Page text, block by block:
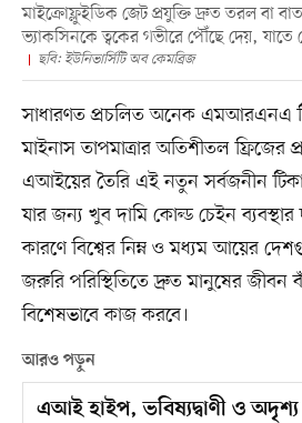
মাইক্রোফ্লুইডিক জেট প্রযুক্তি দ্রুত তরল বা
ভ্যাকসিনকে ত্বকের গভীরে পৌঁছে দেয়,
ছবি: ইউনিভার্সিটি অব কেমব্রিজ
সাধারণত প্রচলিত অনেক এমআরএনএ
মাইনাস তাপমাত্রার অতিশীতল ফ্রিজের
এআইয়ের তৈরি এই নতুন সর্বজনীন
যার জন্য খুব দামি কোল্ড চেইন
কারণে বিশ্বের নিম্ন ও মধ্যম আয়ের
জরুরি পরিস্থিতিতে দ্রুত মানুষের জীবন
বিশেষভাবে কাজ করবে।
আরও পড়ুন
এআই হাইপ, ভবিষ্যদ্বাণী ও অদৃশ্য